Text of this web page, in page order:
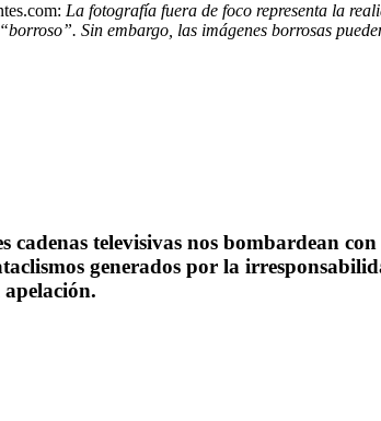
La fotografía fuera de foco representa la
Sin embargo, las imágenes borrosas
cadenas televisivas nos bombardean
generados por la